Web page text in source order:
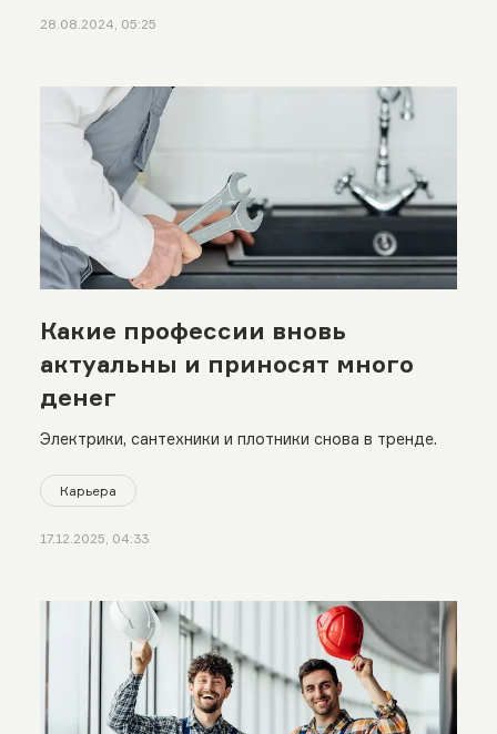
28.08.2024, 05:25
Какие профессии вновь
актуальны и приносят много
денег
Электрики, сантехники и плотники снова в тренде.
Карьера
17.12.2025, 04:33